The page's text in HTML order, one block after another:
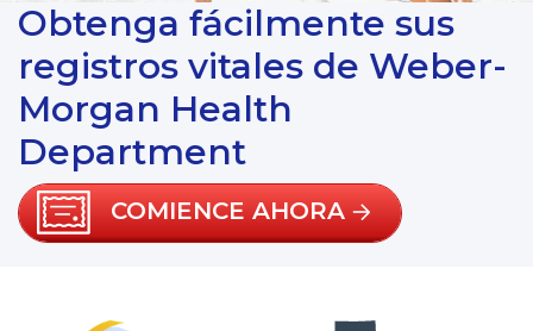
Obtenga fácilmente sus
registros vitales de Weber-
Morgan Health
Department
COMIENCE AHORA